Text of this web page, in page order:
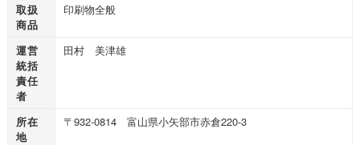
取扱
商品
印刷物全般
運営
統括
責任
者
田村 美津雄
所在
地
〒932-0814 富山県小矢部市赤倉220-3